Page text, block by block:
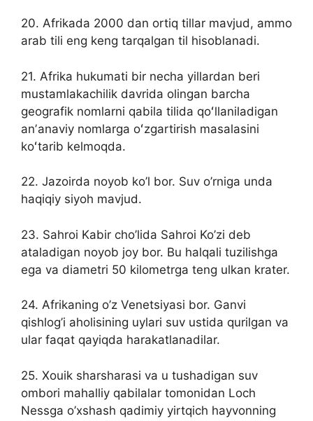
20. Afrikada 2000 dan ortiq tillar mavjud, ammo
arab tili eng keng tarqalgan til hisoblanadi.
21. Afrika hukumati bir necha yillardan beri
mustamlakachilik davrida olingan barcha
geografik nomlarni qabila tilida qoʻllaniladigan
anʼanaviy nomlarga oʻzgartirish masalasini
koʻtarib kelmoqda.
22. Jazoirda noyob ko’l bor. Suv o’rniga unda
haqiqiy siyoh mavjud.
23. Sahroi Kabir cho’lida Sahroi Ko’zi deb
ataladigan noyob joy bor. Bu halqali tuzilishga
ega va diametri 50 kilometrga teng ulkan krater.
24. Afrikaning o’z Venetsiyasi bor. Ganvi
qishlog’i aholisining uylari suv ustida qurilgan va
ular faqat qayiqda harakatlanadilar.
25. Xouik sharsharasi va u tushadigan suv
ombori mahalliy qabilalar tomonidan Loch
Nessga o’xshash qadimiy yirtqich hayvonning